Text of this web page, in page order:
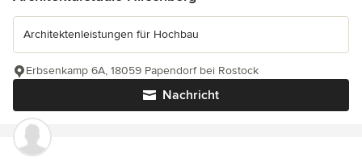
Architektenleistungen für Hochbau
Nachricht
Erbsenkamp 6A, 18059 Papendorf bei Rostock